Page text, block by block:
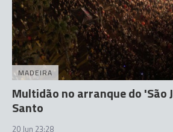
MADEIRA
Multidão no arranque do 'São
Santo
20 Jun 23:28